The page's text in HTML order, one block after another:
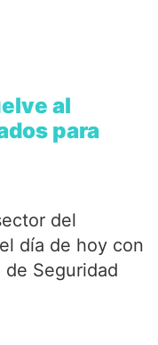
al
para
del
día de hoy con
Seguridad